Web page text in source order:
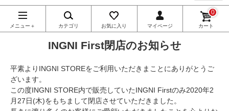
INGNI（イン
グ）公式通
販｜INGNI
STORE
メニュー＋ カテゴリ お気に入り マイページ カート
0
INGNI First閉店のお知らせ
平素よりINGNI STOREをご利用いただきまことにありがとうご
ざいます。
この度INGNI STORE内で販売していたINGNI Firstのみ2020年2
月27日(木)をもちまして閉店させていただきました。